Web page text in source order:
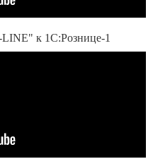
к 1С:Рознице-1